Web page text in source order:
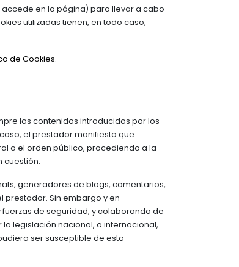
en la página) para llevar a cabo
utilizadas tienen, en todo caso,
de Cookies.
los contenidos introducidos por los
el prestador manifiesta que
o el orden público, procediendo a la
cuestión.
generadores de blogs, comentarios,
Sin embargo y en
fuerzas de seguridad, y colaborando de
legislación nacional, o internacional,
ser susceptible de esta